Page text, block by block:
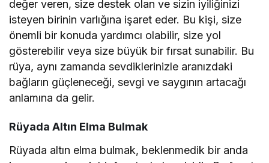
değer veren, size destek olan ve sizin iyiliğinizi
isteyen birinin varlığına işaret eder. Bu kişi, size
önemli bir konuda yardımcı olabilir, size yol
gösterebilir veya size büyük bir fırsat sunabilir. Bu
rüya, aynı zamanda sevdiklerinizle aranızdaki
bağların güçleneceği, sevgi ve saygının artacağı
anlamına da gelir.
Rüyada Altın Elma Bulmak
Rüyada altın elma bulmak, beklenmedik bir anda